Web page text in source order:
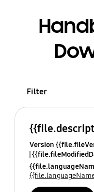
Filter
Version